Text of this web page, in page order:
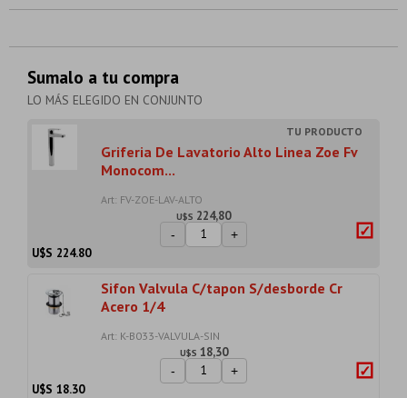
Sumalo a tu compra
LO MÁS ELEGIDO EN CONJUNTO
Griferia De Lavatorio Alto Linea Zoe Fv
Monocom...
Art: FV-ZOE-LAV-ALTO
U$S 224,80
- +
U$S 224.80
Sifon Valvula C/tapon S/desborde Cr
Acero 1/4
Art: K-B033-VALVULA-SIN
U$S 18,30
- +
U$S 18.30